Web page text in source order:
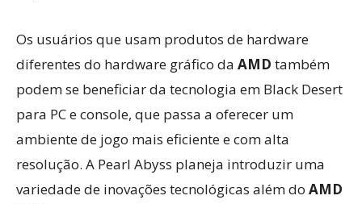
Os usuários que usam produtos de hardware
diferentes do hardware gráfico da AMD também
podem se beneficiar da tecnologia em Black Desert
para PC e console, que passa a oferecer um
ambiente de jogo mais eficiente e com alta
resolução. A Pearl Abyss planeja introduzir uma
variedade de inovações tecnológicas além do AMD